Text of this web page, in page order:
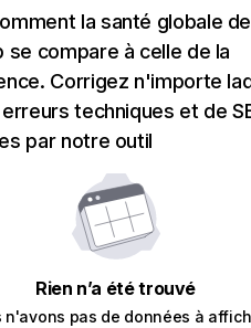
la santé globale
se compare à celle de la
Corrigez n'importe
techniques et de
par notre outil
Rien n’a été trouvé
n'avons pas de données à